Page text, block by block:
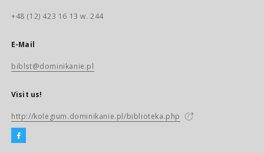
+48 (12) 423 16 13 w. 244
E-Mail
biblst@dominikanie.pl
Visit us!
http://kolegium.dominikanie.pl/biblioteka.php